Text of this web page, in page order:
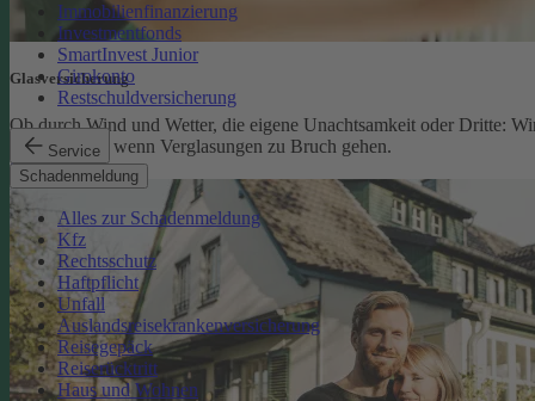
Immobilienfinanzierung
Investmentfonds
SmartInvest Junior
Girokonto
Restschuldversicherung
Service
Schadenmeldung
Alles zur Schadenmeldung
Kfz
Rechtsschutz
Haftpflicht
Unfall
Auslandsreisekrankenversicherung
Reisegepäck
Reiserücktritt
Haus und Wohnen
Glasversicherung
Ob durch Wind und Wetter, die eigene Unachtsamkeit oder Dritte:
schützen Sie, wenn Verglasungen zu Bruch gehen.
Glasversicherung